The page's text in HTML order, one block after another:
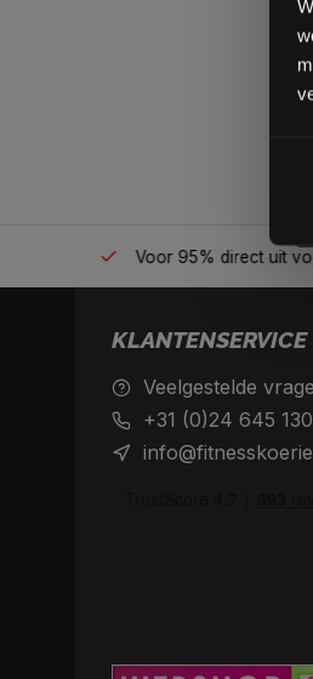
Voor 95% direct uit
KLANTENSERVICE
Veelgestelde
+31 (0)24 645